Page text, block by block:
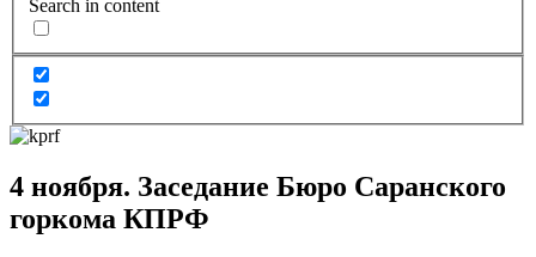
Search in content
4 ноября. Заседание Бюро Саранского
горкома КПРФ